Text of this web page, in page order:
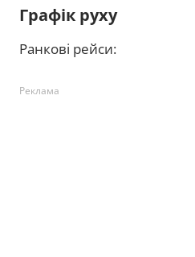
Графік руху
Ранкові рейси:
Реклама